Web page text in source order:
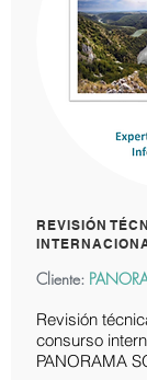
REVISIÓN
Cliente:
Revisión
consurso
PANORAMA
InnoTech